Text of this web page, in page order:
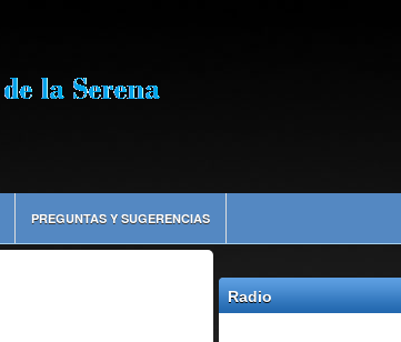
PREGUNTAS Y SUGERENCIAS
Radio